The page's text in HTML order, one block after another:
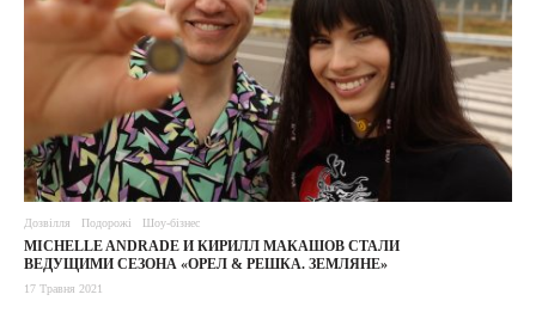
Дозвілля Подорожі Шоу-бізнес
MICHELLE ANDRADE И КИРИЛЛ МАКАШОВ СТАЛИ
ВЕДУЩИМИ СЕЗОНА «ОРЕЛ & РЕШКА. ЗЕМЛЯНЕ»
17 Травня 2021